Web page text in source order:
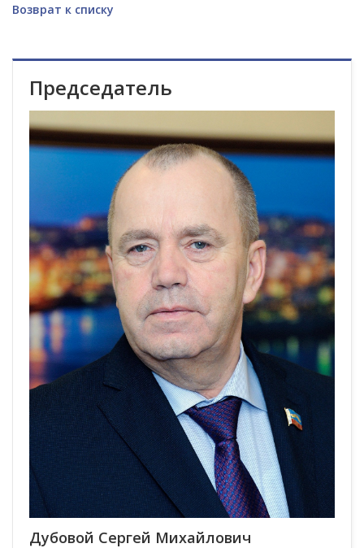
Возврат к списку
Председатель
Дубовой Сергей Михайлович